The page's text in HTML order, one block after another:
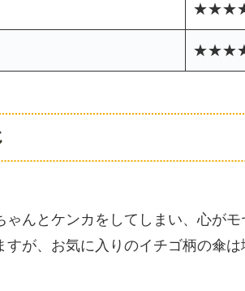
ゃんとケンカをしてしまい、心が
が、お気に入りのイチゴ柄の傘は